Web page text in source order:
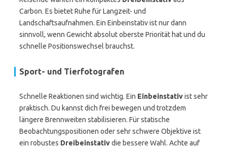
Carbon. Es bietet Ruhe für Langzeit- und
Landschaftsaufnahmen. Ein Einbeinstativ ist nur dann
sinnvoll, wenn Gewicht absolut oberste Priorität hat und du
schnelle Positionswechsel brauchst.
Sport- und Tierfotografen
Schnelle Reaktionen sind wichtig. Ein Einbeinstativist sehr
praktisch. Du kannst dich frei bewegen und trotzdem
längere Brennweiten stabilisieren. Für statische
Beobachtungspositionen oder sehr schwere Objektive ist
ein robustes Dreibeinstativdie bessere Wahl. Achte auf